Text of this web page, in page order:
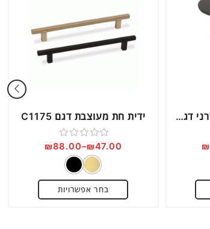
ידית כפתור בעיצוב מודרני דגם 0495K
₪
ידית חת מעוצבת דגם C1175
דורג
מתוך
5
₪47.00
–
₪88.00
בחר אפשרויות